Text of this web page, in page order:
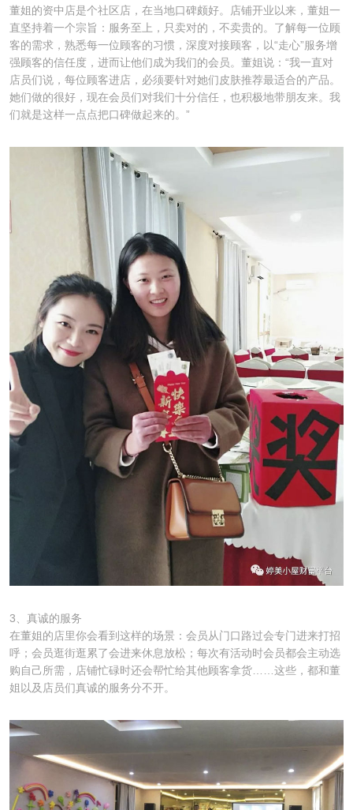
董姐的资中店是个社区店，在当地口碑颇好。店铺开业以来，董姐一
直坚持着一个宗旨：服务至上，只卖对的，不卖贵的。了解每一位顾
客的需求，熟悉每一位顾客的习惯，深度对接顾客，以“走心”服务增
强顾客的信任度，进而让他们成为我们的会员。董姐说：“我一直对
店员们说，每位顾客进店，必须要针对她们皮肤推荐最适合的产品。
她们做的很好，现在会员们对我们十分信任，也积极地带朋友来。我
们就是这样一点点把口碑做起来的。”
3、真诚的服务
在董姐的店里你会看到这样的场景：会员从门口路过会专门进来打招
呼；会员逛街逛累了会进来休息放松；每次有活动时会员都会主动选
购自己所需，店铺忙碌时还会帮忙给其他顾客拿货……这些，都和董
姐以及店员们真诚的服务分不开。